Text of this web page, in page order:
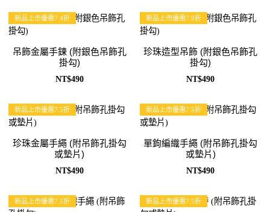
新品上市優惠7.4折
吊飾金屬手鍊 (附銀色吊飾孔
掛勾)
NT$490
新品上市優惠7.9折
珍珠造型吊飾 (附銀色吊飾孔
掛勾)
NT$490
新品上市優惠7.5折
珍珠金屬手繩 (附吊飾孔掛勾
或墊片)
NT$490
新品上市優惠7.5折
單鉤編織手繩 (附吊飾孔掛勾
或墊片)
NT$490
新品上市優惠7.5折 新品上市優惠7.5折